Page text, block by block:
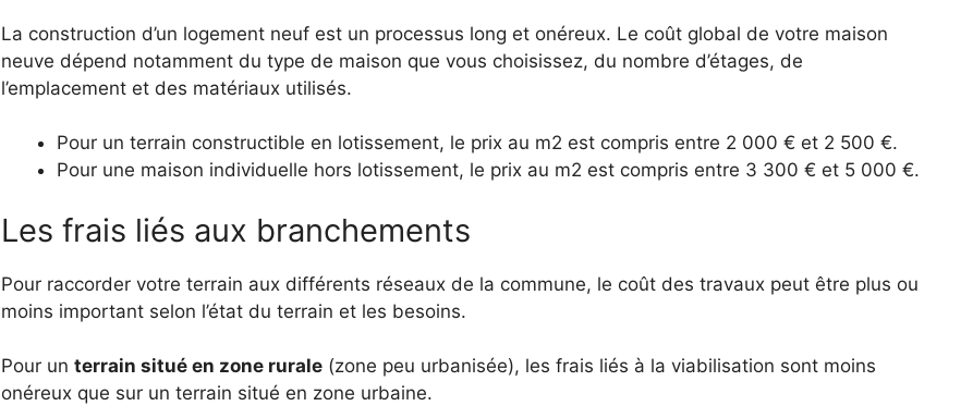
La construction d’un logement neuf est un processus long et onéreux. Le coût global de votre maison
neuve dépend notamment du type de maison que vous choisissez, du nombre d’étages, de
l’emplacement et des matériaux utilisés.
Pour un terrain constructible en lotissement, le prix au m2 est compris entre 2 000 € et 2 500 €.
Pour une maison individuelle hors lotissement, le prix au m2 est compris entre 3 300 € et 5 000 €.
Les frais liés aux branchements
Pour raccorder votre terrain aux différents réseaux de la commune, le coût des travaux peut être plus ou
moins important selon l’état du terrain et les besoins.
Pour unterrain situé en zone rurale (zone peu urbanisée), les frais liés à la viabilisation sont moins
onéreux que sur un terrain situé en zone urbaine.